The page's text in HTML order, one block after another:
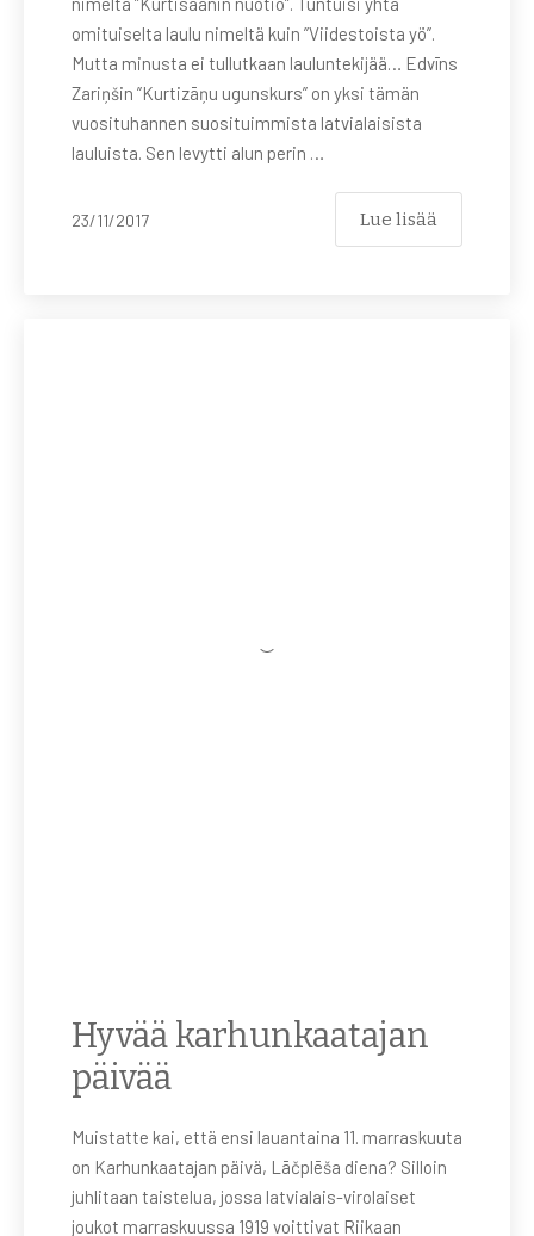
omituiselta laulu nimeltä kuin ”Viidestoista yö”.
Mutta minusta ei tullutkaan lauluntekijää… Edvīns
Zariņšin ”Kurtizāņu ugunskurs” on yksi tämän
vuosituhannen suosituimmista latvialaisista
lauluista. Sen levytti alun perin …
23/11/2017 Lue lisää
Hyvää karhunkaatajan
päivää
Muistatte kai, että ensi lauantaina 11. marraskuuta
on Karhunkaatajan päivä, Lāčplēša diena? Silloin
juhlitaan taistelua, jossa latvialais-virolaiset
joukot marraskuussa 1919 voittivat Riikaan